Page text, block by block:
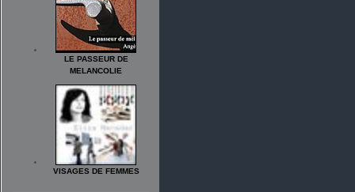
LE PASSEUR DE
MELANCOLIE
VISAGES DE FEMMES